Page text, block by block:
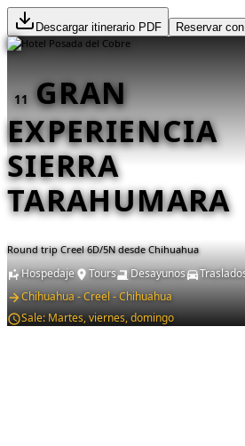
Descargar itinerario PDF Reservar
11 GRAN
EXPERIENCIA
SIERRA
TARAHUMARA
Round trip Creel 6D/5N desde Chihuahua
Hospedaje Tours Desayunos
Chihuahua - Creel - Chihuahua
Sale:Martes, viernes, domingo